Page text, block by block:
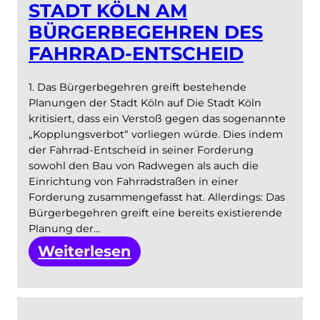
Klage
gegen
die
Stadt
ein
STADT KÖLN AM
BÜRGERBEGEHREN DES
FAHRRAD-ENTSCHEID
1. Das Bürgerbegehren greift bestehende
Planungen der Stadt Köln auf Die Stadt Köln
kritisiert, dass ein Verstoß gegen das sogenannte
„Kopplungsverbot“ vorliegen würde. Dies indem
der Fahrrad-Entscheid in seiner Forderung
sowohl den Bau von Radwegen als auch die
Einrichtung von Fahrradstraßen in einer
Forderung zusammengefasst hat. Allerdings: Das
Bürgerbegehren greift eine bereits existierende
Planung der…
Weiterlesen
der